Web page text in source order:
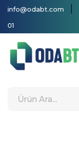
info@odabt.com |
01